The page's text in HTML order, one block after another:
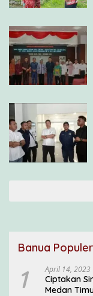
Banua Populer
1 April 14, 2023
Ciptakan
Medan